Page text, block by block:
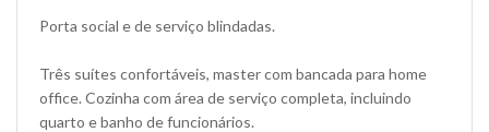
Porta social e de serviço blindadas.
Três suítes confortáveis, master com bancada para home
office. Cozinha com área de serviço completa, incluindo
quarto e banho de funcionários.